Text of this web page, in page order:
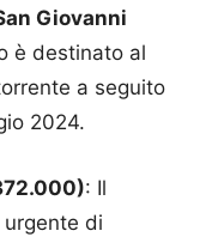
Giovanni
è destinato al
a seguito
2024.
: Il
di